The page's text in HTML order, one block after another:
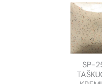
SP-